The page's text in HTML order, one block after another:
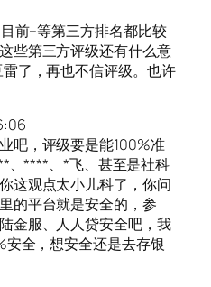
前–等第三方排名都比较
些第三方评级还有什么意
了，再也不信评级。也许
吧，评级要是能100%准
、****、*飞、甚至是社科
这观点太小儿科了，你问
的平台就是安全的，参
金服、人人贷安全吧，我
全，想安全还是去存银